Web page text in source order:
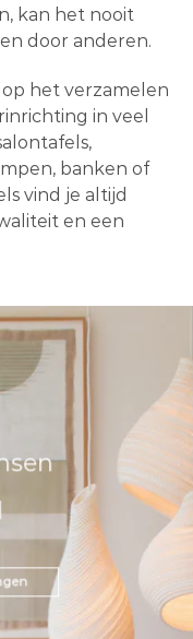
kan het nooit
door anderen.
het verzamelen
in veel
banken of
vind je altijd
en een